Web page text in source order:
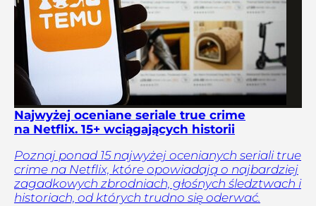
Najwyżej oceniane seriale true crime
na Netflix. 15+ wciągających historii
Poznaj ponad 15 najwyżej ocenianych seriali true
crime na Netflix, które opowiadają o najbardziej
zagadkowych zbrodniach, głośnych śledztwach i
historiach, od których trudno się oderwać.